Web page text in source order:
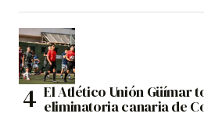
El Atlético Unión Güímar
eliminatoria canaria de